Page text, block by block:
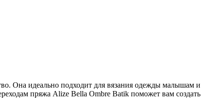
Она идеально подходит для вязания одежды малышам и
пряжа Alize Bella Ombre Batik поможет вам создать